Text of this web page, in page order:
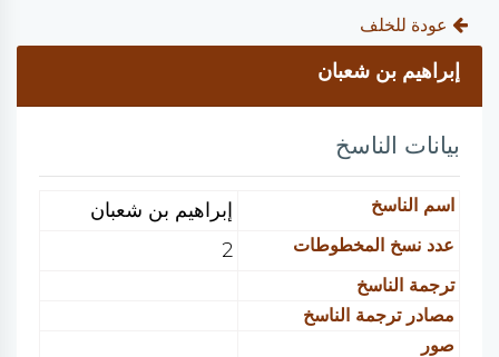
عودة للخلف
إبراهيم بن شعبان
بيانات الناسخ
اسم الناسخ إبراهيم بن شعبان
عدد نسخ المخطوطات 2
ترجمة الناسخ
مصادر ترجمة الناسخ
صور